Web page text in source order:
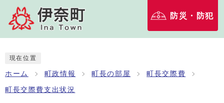
防災・防犯
現在位置
ホーム 町政情報 町長の部屋 町長交際費
町長交際費支出状況